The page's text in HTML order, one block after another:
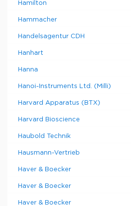
Hamilton
Hammacher
Handelsagentur CDH
Hanhart
Hanna
Hanoi-Instruments Ltd. (Milli)
Harvard Apparatus (BTX)
Harvard Bioscience
Haubold Technik
Hausmann-Vertrieb
Haver & Boecker
Haver & Boecker
Haver & Boecker